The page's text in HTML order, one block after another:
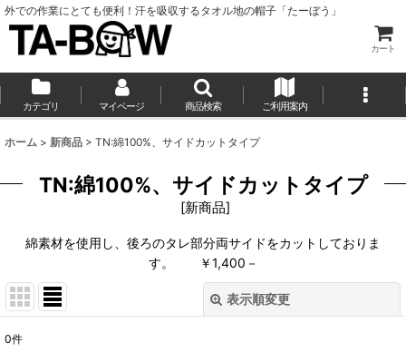
外での作業にとても便利！汗を吸収するタオル地の帽子「たーぼう」
カート
カテゴリ マイページ 商品検索 ご利用案内
ホーム > 新商品 > TN:綿100%、サイドカットタイプ
TN:綿100%、サイドカットタイプ
[新商品]
綿素材を使用し、後ろのタレ部分両サイドをカットしておりま
す。 ￥1,400－
表示順変更
0件